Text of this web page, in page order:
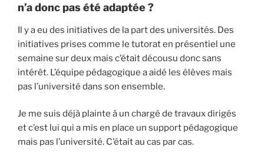
n’a donc pas été adaptée ?
Il y a eu des initiatives de la part des universités. Des
initiatives prises comme le tutorat en présentiel une
semaine sur deux mais c’était décousu donc sans
intérêt. L’équipe pédagogique a aidé les élèves mais
pas l’université dans son ensemble.
Je me suis déjà plainte à un chargé de travaux dirigés
et c’est lui qui a mis en place un support pédagogique
mais pas l’université. C’était au cas par cas.